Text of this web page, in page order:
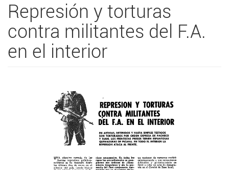
Represión y torturas
contra militantes del F.A.
en el interior